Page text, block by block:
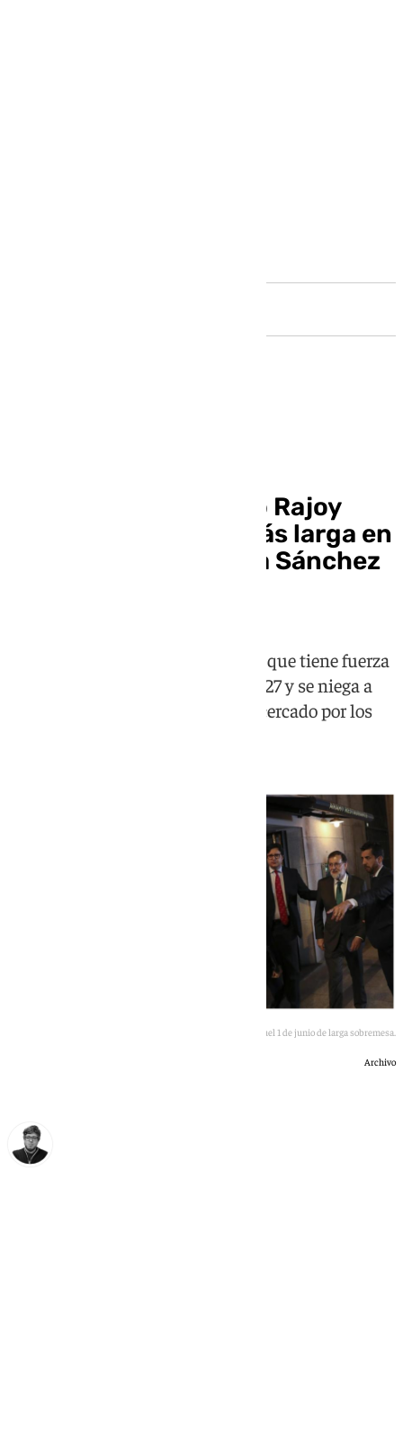
Ocho años de cuando Rajoy
pasó la sobremesa más larga en
Arahy y empezó la era Sánchez
El presidente socialista insiste en que tiene fuerza
y votos para seguir más allá de 2027 y se niega a
adelantar elecciones pese a estar cercado por los
Pedro Sánchez toma posesión tras aquel 1 de junio de larga sobremesa.
Archivo